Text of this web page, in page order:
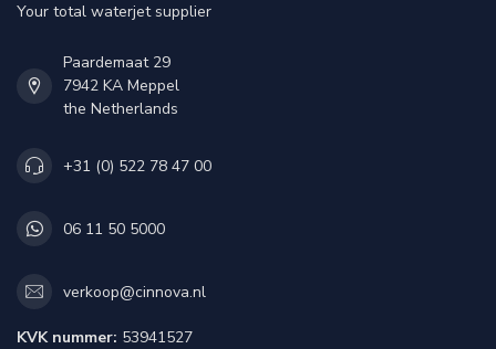
Your total waterjet supplier
Paardemaat 29
7942 KA Meppel
the Netherlands
+31 (0) 522 78 47 00
06 11 50 5000
verkoop@cinnova.nl
KVK nummer: 53941527